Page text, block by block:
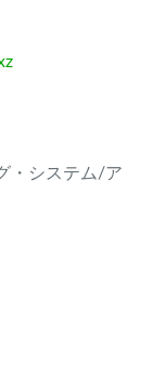
・システム/ア